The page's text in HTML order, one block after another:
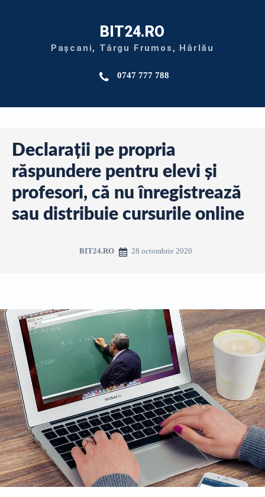
BIT24.RO
Pașcani, Târgu Frumos, Hârlău
0747 777 788
Declarații pe propria
răspundere pentru elevi și
profesori, că nu înregistrează
sau distribuie cursurile online
BIT24.RO 28 octombrie 2020